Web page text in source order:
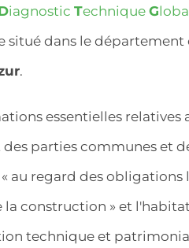
iagnostic Technique G
situé dans le département
.
essentielles relatives
des parties communes et
au regard des
la construction » et
technique et